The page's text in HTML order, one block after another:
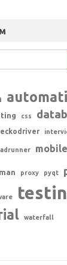
css
mobile
proxy pyqt
waterfall